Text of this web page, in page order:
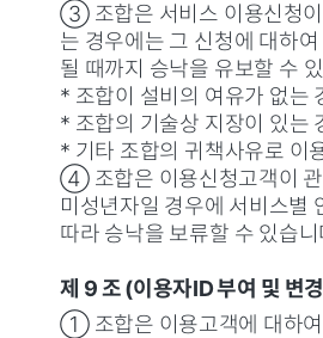
③ 조합은 서비스 이용신청이
는 경우에는 그 신청에 대하
될 때까지 승낙을 유보할 수
* 조합이 설비의 여유가 없는
* 조합의 기술상 지장이 있는
* 기타 조합의 귀책사유로 이
④ 조합은 이용신청고객이
미성년자일 경우에 서비스별
따라 승낙을 보류할 수 있습니
제 9 조 (이용자ID 부여 및 변
① 조합은 이용고객에 대하여